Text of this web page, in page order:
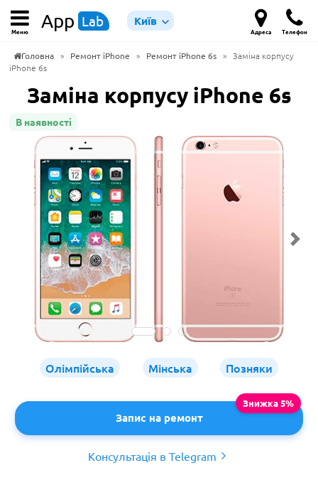
Меню App Lab Київ
Адреса Телефон
Головна » Ремонт iPhone » Ремонт iPhone 6s » Заміна корпусу
iPhone 6s
Заміна корпусу iPhone 6s
В наявності
Олімпійська Мінська Позняки
Запис на ремонт
Консультація в Telegram